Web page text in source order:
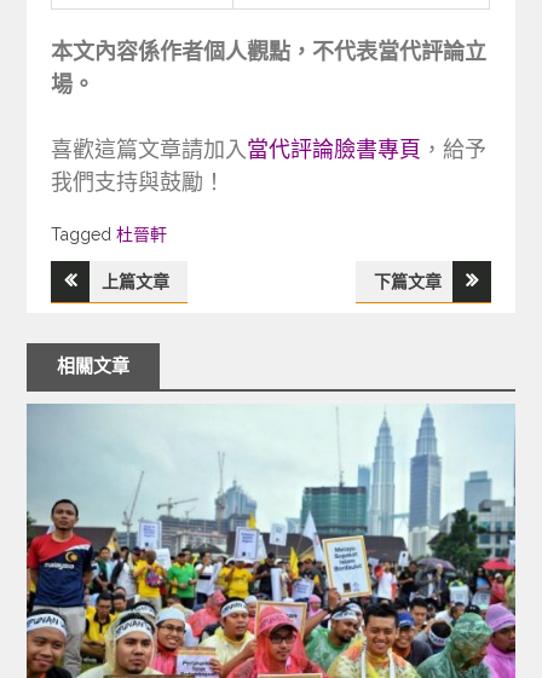
本文內容係作者個人觀點，不代表當代評論立
場。
喜歡這篇文章請加入當代評論臉書專頁 ，給予
我們支持與鼓勵！
Tagged
Tagged杜晉軒
文
章
上篇文章 下篇文章
相關文章